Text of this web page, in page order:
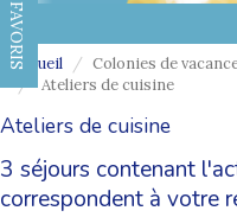
FAVORIS
Accueil
Colonies de
Ateliers de cuisine
Ateliers de cuisine
3 séjours contenant
correspondent à votre